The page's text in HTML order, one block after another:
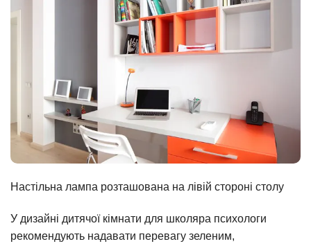
Настільна лампа розташована на лівій стороні столу
У дизайні дитячої кімнати для школяра психологи
рекомендують надавати перевагу зеленим,